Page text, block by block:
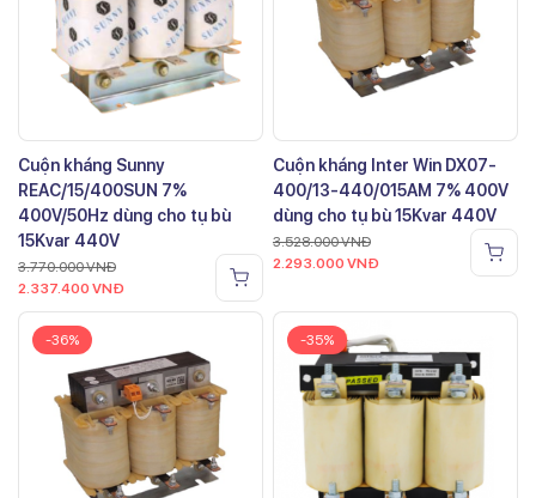
Cuộn kháng Sunny
REAC/15/400SUN 7%
400V/50Hz dùng cho tụ bù
15Kvar 440V
3.770.000VNĐ
2.337.400 VNĐ
Cuộn kháng Inter Win DX07-
400/13-440/015AM 7% 400V
dùng cho tụ bù 15Kvar 440V
3.528.000VNĐ
2.293.000 VNĐ
-36% -35%